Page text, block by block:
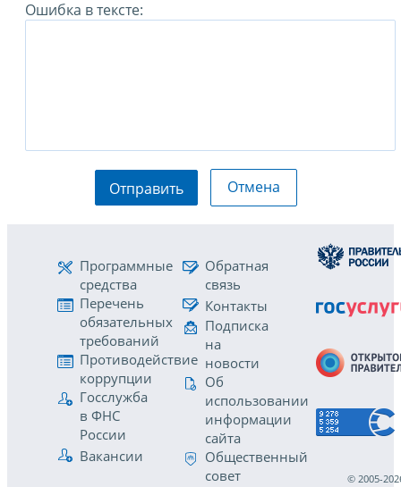
Ошибка в тексте:
Отправить Отмена
Программные
средства
Перечень
обязательных
требований
Противодействие
коррупции
Госслужба
в ФНС
России
Вакансии
Обратная
связь
Контакты
Подписка
на
новости
Об
использовании
информации
сайта
Общественный
совет
© 2005-